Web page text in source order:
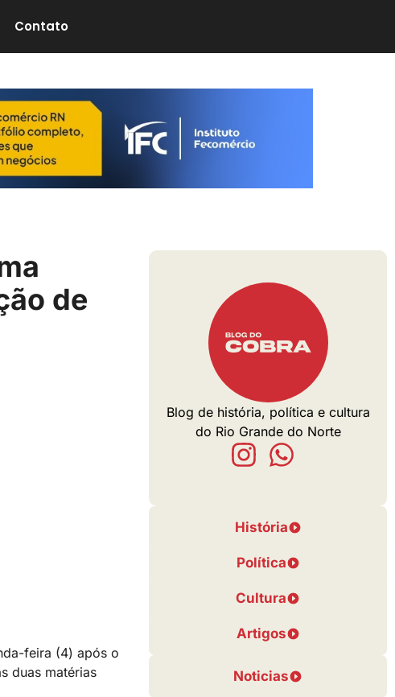
Contato
Blog de história, política e cultura
do Rio Grande do Norte
História
Política
Cultura
Artigos
Noticias
de
feira (4) após o
duas matérias